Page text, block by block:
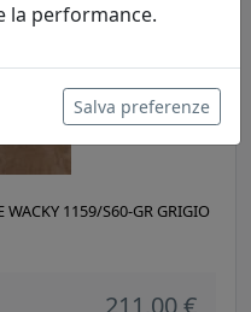
WACKY 1159/S60-GR GRIGIO
la performance.
Salva preferenze